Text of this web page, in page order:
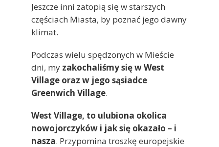
Jeszcze inni zatopią się w starszych
częściach Miasta, by poznać jego dawny
klimat.
Podczas wielu spędzonych w Mieście
dni, my zakochaliśmy się w West
Village oraz w jego sąsiadce
Greenwich Village.
West Village, to ulubiona okolica
nowojorczyków i jak się okazało – i
nasza. Przypomina troszkę europejskie